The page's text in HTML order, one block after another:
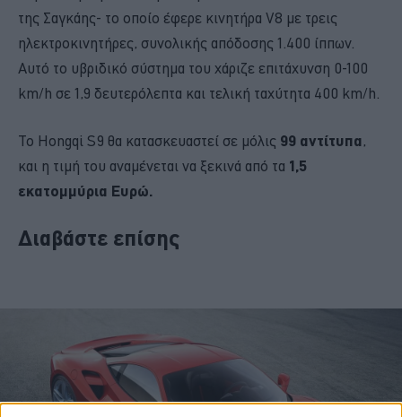
της Σαγκάης- το οποίο έφερε κινητήρα V8 με τρεις
ηλεκτροκινητήρες, συνολικής απόδοσης 1.400 ίππων.
Αυτό το υβριδικό σύστημα του χάριζε επιτάχυνση 0-100
km/h σε 1,9 δευτερόλεπτα και τελική ταχύτητα 400 km/h.
Το Hongqi S9 θα κατασκευαστεί σε μόλις 99 αντίτυπα,
και η τιμή του αναμένεται να ξεκινά από τα 1,5
εκατομμύρια Ευρώ.
Διαβάστε επίσης